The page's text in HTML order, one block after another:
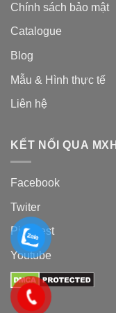
Chính sách bảo mật
Catalogue
Blog
Mẫu & Hình thực tế
Liên hệ
KẾT NỐI QUA MXH
Facebook
Twiter
Pinterest
Youtube